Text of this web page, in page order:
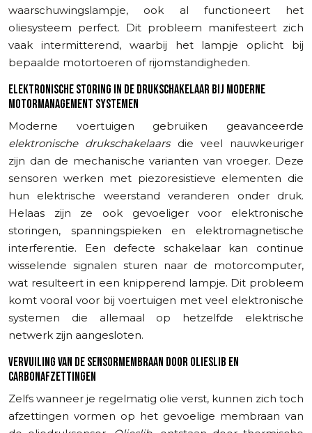
waarschuwingslampje, ook al functioneert het
oliesysteem perfect. Dit probleem manifesteert zich
vaak intermitterend, waarbij het lampje oplicht bij
bepaalde motortoeren of rijomstandigheden.
ELEKTRONISCHE STORING IN DE DRUKSCHAKELAAR BIJ MODERNE
MOTORMANAGEMENT SYSTEMEN
Moderne voertuigen gebruiken geavanceerde
elektronische drukschakelaarsdie veel nauwkeuriger
zijn dan de mechanische varianten van vroeger. Deze
sensoren werken met piezoresistieve elementen die
hun elektrische weerstand veranderen onder druk.
Helaas zijn ze ook gevoeliger voor elektronische
storingen, spanningspieken en elektromagnetische
interferentie. Een defecte schakelaar kan continue
wisselende signalen sturen naar de motorcomputer,
wat resulteert in een knipperend lampje. Dit probleem
komt vooral voor bij voertuigen met veel elektronische
systemen die allemaal op hetzelfde elektrische
netwerk zijn aangesloten.
VERVUILING VAN DE SENSORMEMBRAAN DOOR OLIESLIB EN
CARBONAFZETTINGEN
Zelfs wanneer je regelmatig olie verst, kunnen zich toch
afzettingen vormen op het gevoelige membraan van